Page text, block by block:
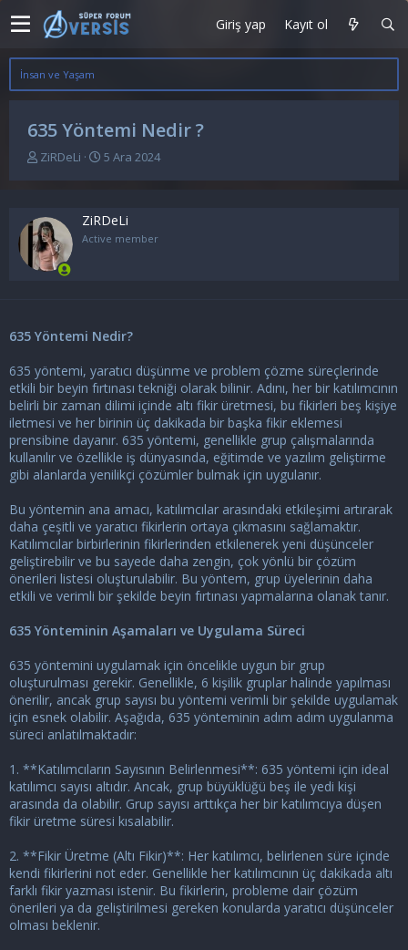
Giriş yap Kayıt ol
İnsan ve Yaşam
635 Yöntemi Nedir ?
K
y
u
b
a
t
n
ZiRDeLi
B
a
n
r
h
i
5 Ara 2024
ZiRDeLi
Active member
635 Yöntemi Nedir?
635 yöntemi, yaratıcı düşünme ve problem çözme süreçlerinde
etkili bir beyin fırtınası tekniği olarak bilinir. Adını, her bir katılımcının
belirli bir zaman dilimi içinde altı fikir üretmesi, bu fikirleri beş kişiye
iletmesi ve her birinin üç dakikada bir başka fikir eklemesi
prensibine dayanır. 635 yöntemi, genellikle grup çalışmalarında
kullanılır ve özellikle iş dünyasında, eğitimde ve yazılım geliştirme
gibi alanlarda yenilikçi çözümler bulmak için uygulanır.
Bu yöntemin ana amacı, katılımcılar arasındaki etkileşimi artırarak
daha çeşitli ve yaratıcı fikirlerin ortaya çıkmasını sağlamaktır.
Katılımcılar birbirlerinin fikirlerinden etkilenerek yeni düşünceler
geliştirebilir ve bu sayede daha zengin, çok yönlü bir çözüm
önerileri listesi oluşturulabilir. Bu yöntem, grup üyelerinin daha
etkili ve verimli bir şekilde beyin fırtınası yapmalarına olanak tanır.
635 Yönteminin Aşamaları ve Uygulama Süreci
635 yöntemini uygulamak için öncelikle uygun bir grup
oluşturulması gerekir. Genellikle, 6 kişilik gruplar halinde yapılması
önerilir, ancak grup sayısı bu yöntemi verimli bir şekilde uygulamak
için esnek olabilir. Aşağıda, 635 yönteminin adım adım uygulanma
süreci anlatılmaktadır:
1. **Katılımcıların Sayısının Belirlenmesi**: 635 yöntemi için ideal
katılımcı sayısı altıdır. Ancak, grup büyüklüğü beş ile yedi kişi
arasında da olabilir. Grup sayısı arttıkça her bir katılımcıya düşen
fikir üretme süresi kısalabilir.
2. **Fikir Üretme (Altı Fikir)**: Her katılımcı, belirlenen süre içinde
kendi fikirlerini not eder. Genellikle her katılımcının üç dakikada altı
farklı fikir yazması istenir. Bu fikirlerin, probleme dair çözüm
önerileri ya da geliştirilmesi gereken konularda yaratıcı düşünceler
olması beklenir.